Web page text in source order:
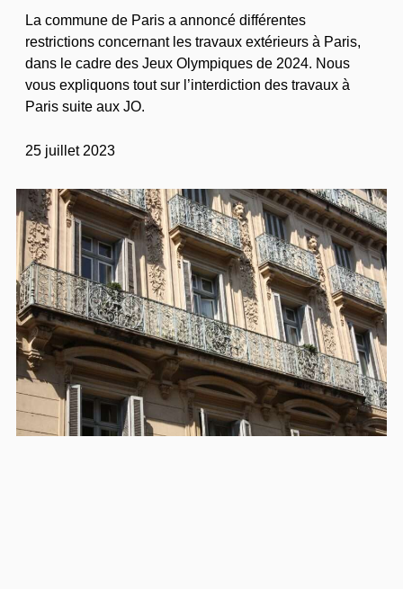
La commune de Paris a annoncé différentes
restrictions concernant les travaux extérieurs à Paris,
dans le cadre des Jeux Olympiques de 2024. Nous
vous expliquons tout sur l’interdiction des travaux à
Paris suite aux JO.
25 juillet 2023